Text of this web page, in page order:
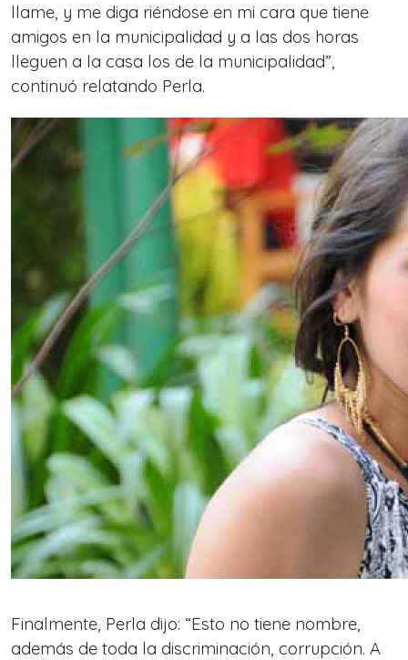
llame, y me diga riéndose en mi cara que tiene
amigos en la municipalidad y a las dos horas
lleguen a la casa los de la municipalidad”,
continuó relatando Perla.
Finalmente, Perla dijo: “Esto no tiene nombre,
además de toda la discriminación, corrupción. A